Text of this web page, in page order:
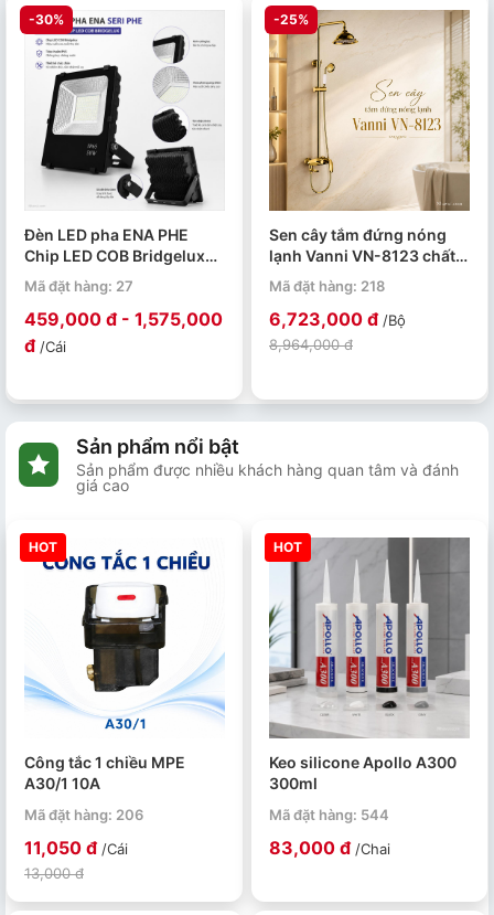
-30%
Đèn LED pha ENA PHE
Chip LED COB Bridgelux
50W 100W 150W 200W
Mã đặt hàng: 27
459,000 đ - 1,575,000
đ /Cái
-25%
Sen cây tắm đứng nóng
lạnh Vanni VN-8123 chất
liệu đồng thau mạ vàng
Mã đặt hàng: 218
6,723,000 đ /Bộ
8,964,000 đ
Sản phẩm nổi bật
Sản phẩm được nhiều khách hàng quan tâm và đánh
giá cao
HOT
Công tắc 1 chiều MPE
A30/1 10A
Mã đặt hàng: 206
11,050 đ /Cái
13,000 đ
HOT
Keo silicone Apollo A300
300ml
Mã đặt hàng: 544
83,000 đ /Chai